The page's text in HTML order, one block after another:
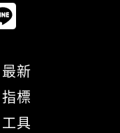
最新
指標
工具